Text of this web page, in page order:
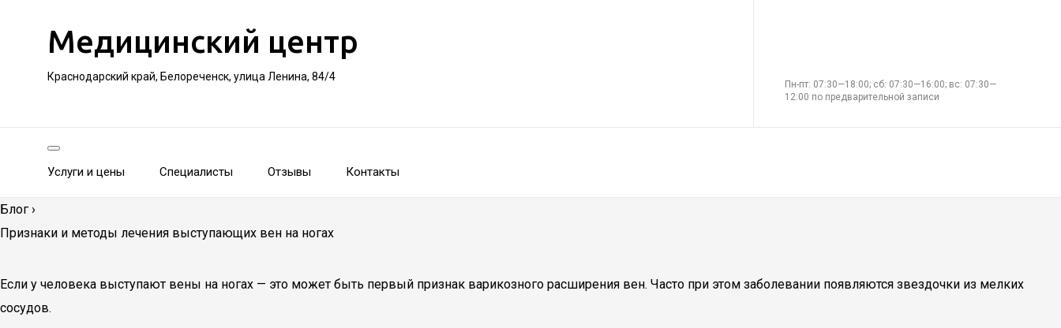
Медицинский центр
Краснодарский край, Белореченск, улица Ленина, 84/4
Пн-пт: 07:30—18:00; сб: 07:30—16:00; вс: 07:30—
12:00 по предварительной записи
Услуги и цены Специалисты Отзывы Контакты
Блог ›
Признаки и методы лечения выступающих вен на ногах
Если у человека выступают вены на ногах — это может быть первый признак варикозного расширения вен. Часто при этом заболевании появляются звездочки из мелких
сосудов.